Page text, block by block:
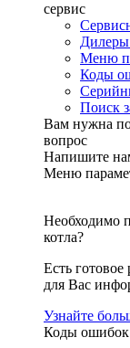
сервис
Дилеры
Меню
Коды
Поиск
Вам нужна
вопрос
Напишите
Меню
Необходимо
котла?
Есть
для Вас
Узнайте
Коды ошибок